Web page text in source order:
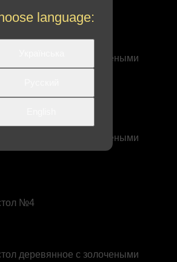
№3
деревянное с золочеными
деревянное с золочеными
№4
деревянное с золочеными
language: